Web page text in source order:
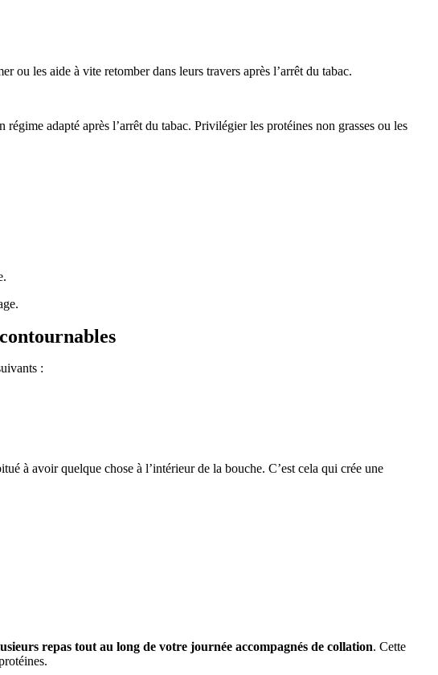
ou les aide à vite retomber dans leurs travers après l’arrêt du tabac.
adapté après l’arrêt du tabac. Privilégier les protéines non grasses ou les
:
à avoir quelque chose à l’intérieur de la bouche. C’est cela qui crée une
repas tout au long de votre journée accompagnés de collation. Cette